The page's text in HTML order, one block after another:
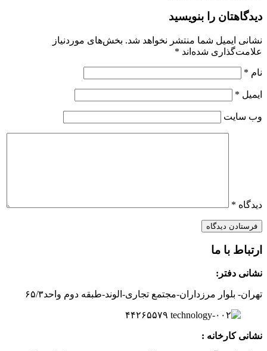
دیدگاهتان را بنویسید
نشانی ایمیل شما منتشر نخواهد شد. بخش‌های موردنیاز
علامت‌گذاری شده‌اند *
نام *
ایمیل *
وب‌ سایت
دیدگاه *
ارتباط با ما
نشانی دفتر:
تهران- بلوار مرزداران-مجتمع تجاری-الوند-طبقه دوم واحد۶ ۵/۳
۲۶۵۵۷۹
نشانی کارخانه :